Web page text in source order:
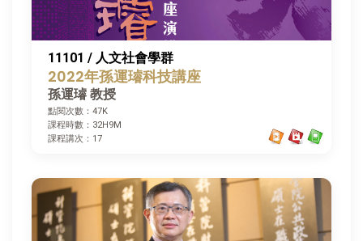
11101 / 人文社會學群
2022年孫運璿科技講座
孫運璿 教授
點閱次數：47K
課程時數：32H9M
課程講次：17